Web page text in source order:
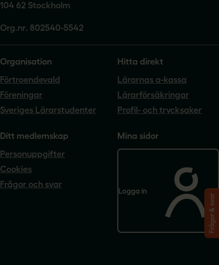
104 62 Stockholm
Org.nr. 802540-5542
Organisation
Förtroendevald
Föreningar
Sveriges Lärarstudenter
Hitta direkt
Lärarnas a-kassa
Lärarförsäkringar
Profil- och trycksaker
Ditt medlemskap
Personuppgifter
Cookies
Frågor och svar
Mina sidor
Logga in
Frågor & svar